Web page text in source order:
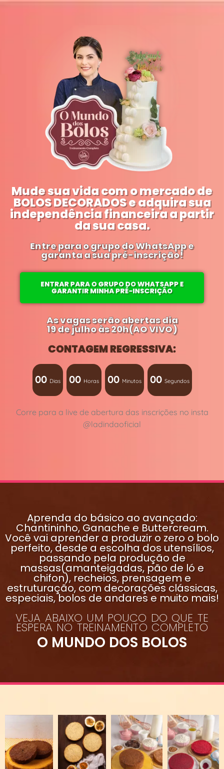
Mude sua vida com o mercado de
BOLOS DECORADOS e adquira sua
independência financeira a partir
da sua casa.
Entre para o grupo do WhatsApp e
garanta a sua pré-inscrição!
ENTRAR PARA O GRUPO DO WHATSAPP E
GARANTIR MINHA PRÉ-INSCRIÇÃO
As vagas serão abertas dia
19 de julho às 20h(AO VIVO)
CONTAGEM REGRESSIVA:
00 Dias 00 Horas 00 Minutos 00 Segundos
Corre para a live de abertura das inscrições no insta
@ladindaoficial
Aprenda do básico ao avançado:
Chantininho, Ganache e Buttercream.
Você vai aprender a produzir o zero o bolo
perfeito, desde a escolha dos utensílios,
passando pela produção de
massas(amanteigadas, pão de ló e
chifon), recheios, prensagem e
estruturação, com decorações clássicas,
especiais, bolos de andares e muito mais!
VEJA ABAIXO UM POUCO DO QUE TE
ESPERA NO TREINAMENTO COMPLETO
O MUNDO DOS BOLOS